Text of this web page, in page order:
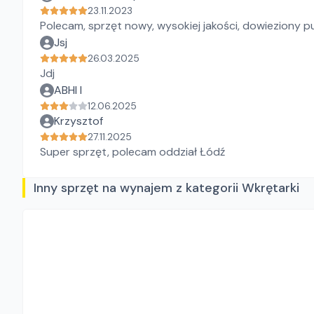
23.11.2023
Polecam, sprzęt nowy, wysokiej jakości, dowieziony
Jsj
26.03.2025
Jdj
ABHI I
12.06.2025
Krzysztof
27.11.2025
Super sprzęt, polecam oddział Łódź
Inny sprzęt na wynajem z kategorii Wkrętarki